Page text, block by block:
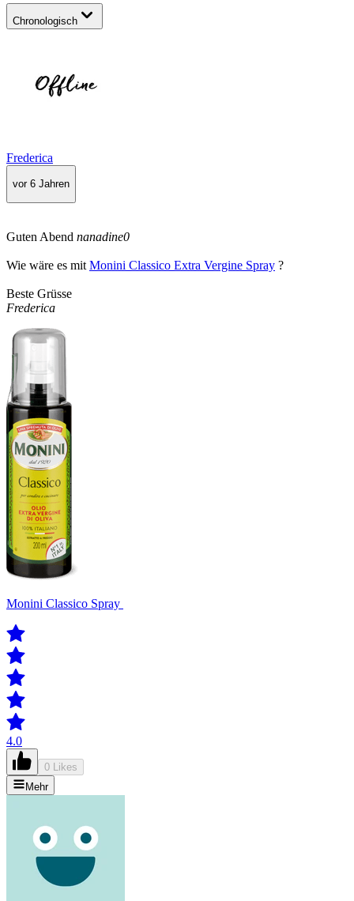
Chronologisch
Frederica
vor 6 Jahren
Guten Abend nanadine0
Wie wäre es mit Monini Classico Extra Vergine Spray ?
Beste Grüsse
Frederica
Monini Classico Spray
4.0
0 Likes
Mehr